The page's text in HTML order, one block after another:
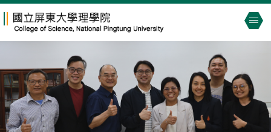
到
內
容
區